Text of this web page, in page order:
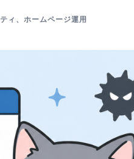
ィ 、 ホームページ運用